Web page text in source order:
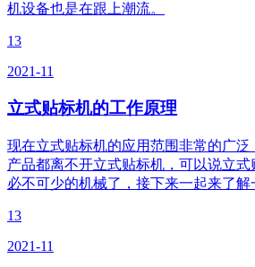
机设备也是在跟上潮流。
13
2021-11
立式贴标机的工作原理
现在立式贴标机的应用范围非常的广
产品都离不开立式贴标机，可以说立
必不可少的机械了，接下来一起来了
13
2021-11